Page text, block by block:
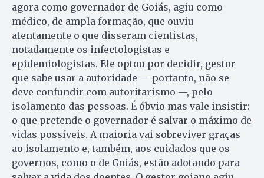
agora como governador de Goiás, agiu como
médico, de ampla formação, que ouviu
atentamente o que disseram cientistas,
notadamente os infectologistas e
epidemiologistas. Ele optou por decidir, gestor
que sabe usar a autoridade — portanto, não se
deve confundir com autoritarismo —, pelo
isolamento das pessoas. É óbvio mas vale insistir:
o que pretende o governador é salvar o máximo de
vidas possíveis. A maioria vai sobreviver graças
ao isolamento e, também, aos cuidados que os
governos, como o de Goiás, estão adotando para